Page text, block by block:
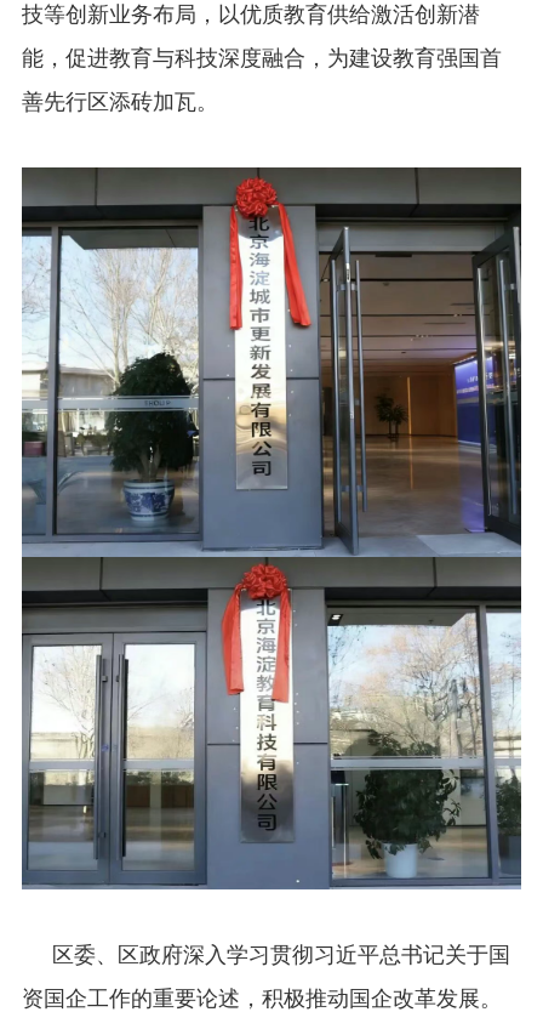
技等创新业务布局，以优质教育供给激活创新潜
能，促进教育与科技深度融合，为建设教育强国首
善先行区添砖加瓦。
区委、区政府深入学习贯彻习近平总书记关于国
资国企工作的重要论述，积极推动国企改革发展。